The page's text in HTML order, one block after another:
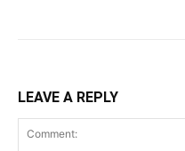
LEAVE A REPLY